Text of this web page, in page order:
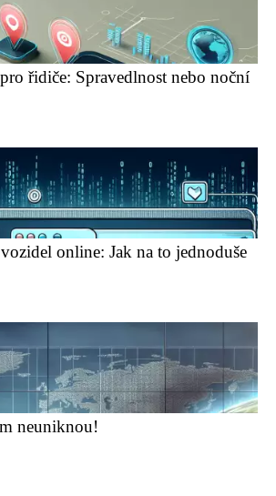
řidiče: Spravedlnost nebo noční
online: Jak na to jednoduše
neuniknou!